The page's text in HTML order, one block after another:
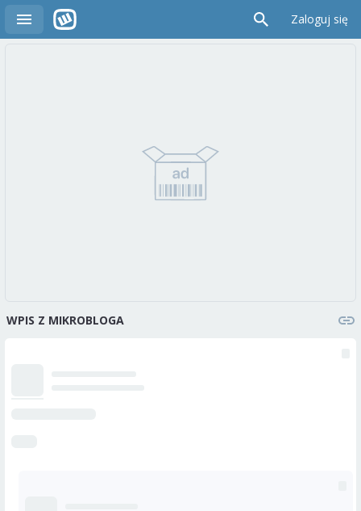
Zaloguj się
WPIS Z MIKROBLOGA